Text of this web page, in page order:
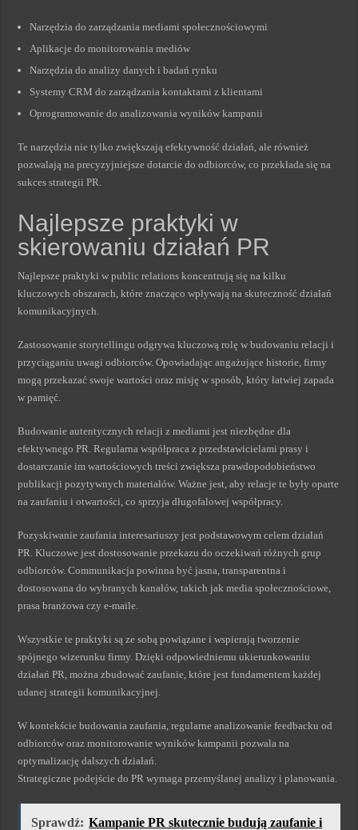
Narzędzia do zarządzania mediami społecznościowymi
Aplikacje do monitorowania mediów
Narzędzia do analizy danych i badań rynku
Systemy CRM do zarządzania kontaktami z klientami
Oprogramowanie do analizowania wyników kampanii
Te narzędzia nie tylko zwiększają efektywność działań, ale również
pozwalają na precyzyjniejsze dotarcie do odbiorców, co przekłada się na
sukces strategii PR.
Najlepsze praktyki w
skierowaniu działań PR
Najlepsze praktyki w public relations koncentrują się na kilku
kluczowych obszarach, które znacząco wpływają na skuteczność działań
komunikacyjnych.
Zastosowanie storytellingu odgrywa kluczową rolę w budowaniu relacji i
przyciąganiu uwagi odbiorców. Opowiadając angażujące historie, firmy
mogą przekazać swoje wartości oraz misję w sposób, który łatwiej zapada
w pamięć.
Budowanie autentycznych relacji z mediami jest niezbędne dla
efektywnego PR. Regularna współpraca z przedstawicielami prasy i
dostarczanie im wartościowych treści zwiększa prawdopodobieństwo
publikacji pozytywnych materiałów. Ważne jest, aby relacje te były oparte
na zaufaniu i otwartości, co sprzyja długofalowej współpracy.
Pozyskiwanie zaufania interesariuszy jest podstawowym celem działań
PR. Kluczowe jest dostosowanie przekazu do oczekiwań różnych grup
odbiorców. Communikacja powinna być jasna, transparentna i
dostosowana do wybranych kanałów, takich jak media społecznościowe,
prasa branżowa czy e-maile.
Wszystkie te praktyki są ze sobą powiązane i wspierają tworzenie
spójnego wizerunku firmy. Dzięki odpowiedniemu ukierunkowaniu
działań PR, można zbudować zaufanie, które jest fundamentem każdej
udanej strategii komunikacyjnej.
W kontekście budowania zaufania, regularne analizowanie feedbacku od
odbiorców oraz monitorowanie wyników kampanii pozwala na
optymalizację dalszych działań.
Strategiczne podejście do PR wymaga przemyślanej analizy i planowania.
Sprawdź: Kampanie PR skutecznie budują zaufanie i